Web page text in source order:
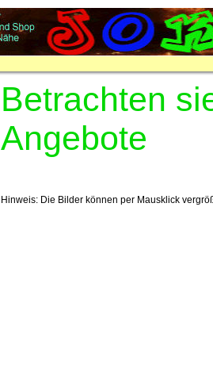
Betrachten
Angebote
Hinweis: Die Bilder können per Mausklick